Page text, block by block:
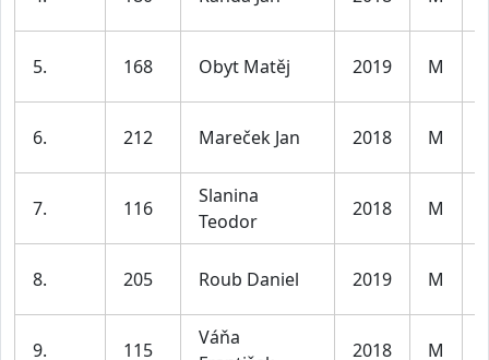
5. 168 Obyt Matěj 2019 M
6. 212 Mareček Jan 2018 M
7. 116
Slanina
Teodor
2018 M
8. 205 Roub Daniel 2019 M
9. 115
Váňa
2018 M